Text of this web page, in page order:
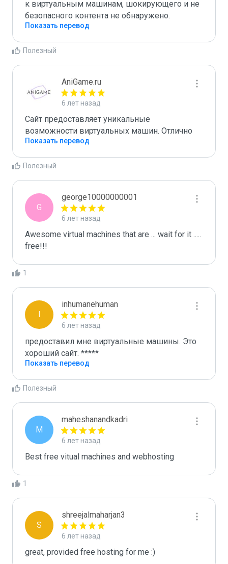
к виртуальным машинам, шокирующего и не
безопасного контента не обнаружено.
Показать перевод
Полезный
AniGame.ru
6 лет назад
Сайт предоставляет уникальные
возможности виртуальных машин. Отлично
Показать перевод
Полезный
G
george10000000001
6 лет назад
Awesome virtual machines that are ... wait for it .....
free!!!
1
I
inhumanehuman
6 лет назад
предоставил мне виртуальные машины. Это
хороший сайт. *****
Показать перевод
Полезный
M
maheshanandkadri
6 лет назад
Best free vitual machines and webhosting
1
S
shreejalmaharjan3
6 лет назад
great, provided free hosting for me :)